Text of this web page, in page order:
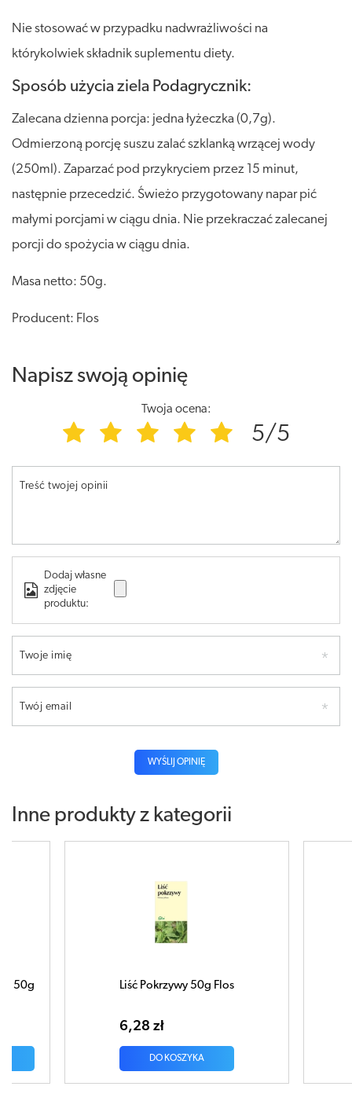
Nie stosować w przypadku nadwrażliwości na
którykolwiek składnik suplementu diety.
Sposób użycia ziela Podagrycznik:
Zalecana dzienna porcja: jedna łyżeczka (0,7g).
Odmierzoną porcję suszu zalać szklanką wrzącej wody
(250ml). Zaparzać pod przykryciem przez 15 minut,
następnie przecedzić. Świeżo przygotowany napar pić
małymi porcjami w ciągu dnia. Nie przekraczać zalecanej
porcji do spożycia w ciągu dnia.
Masa netto: 50g.
Producent: Flos
Napisz swoją opinię
Twoja ocena:
5/5
Treść twojej opinii
Dodaj własne
zdjęcie
produktu:
Twoje imię
Twój email
WYŚLIJ OPINIĘ
Inne produkty z kategorii
Liść Pokrzywy 50g Flos